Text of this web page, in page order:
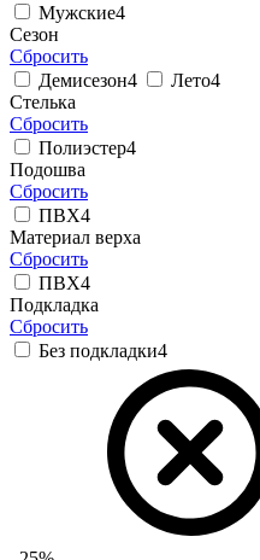
Мужские4
Сезон
Сбросить
Демисезон4 Лето4
Стелька
Сбросить
Полиэстер4
Подошва
Сбросить
ПВХ4
Материал верха
Сбросить
ПВХ4
Подкладка
Сбросить
Без подкладки4